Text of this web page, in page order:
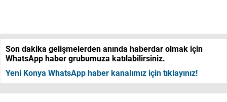
Son dakika gelişmelerden anında haberdar olmak için
WhatsApp haber grubumuza katılabilirsiniz.
Yeni Konya WhatsApp haber kanalımız için tıklayınız!